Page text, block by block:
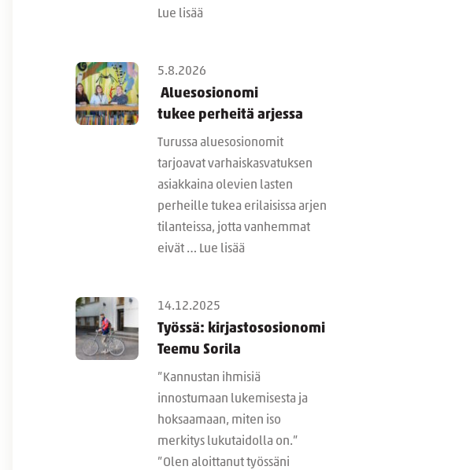
Lue lisää
5.8.2026
Aluesosionomi
tukee perheitä arjessa
Turussa aluesosionomit
tarjoavat varhaiskasvatuksen
asiakkaina olevien lasten
perheille tukea erilaisissa arjen
tilanteissa, jotta vanhemmat
eivät … Lue lisää
14.12.2025
Työssä: kirjastososionomi
Teemu Sorila
”Kannustan ihmisiä
innostumaan lukemisesta ja
hoksaamaan, miten iso
merkitys lukutaidolla on.”
”Olen aloittanut työssäni